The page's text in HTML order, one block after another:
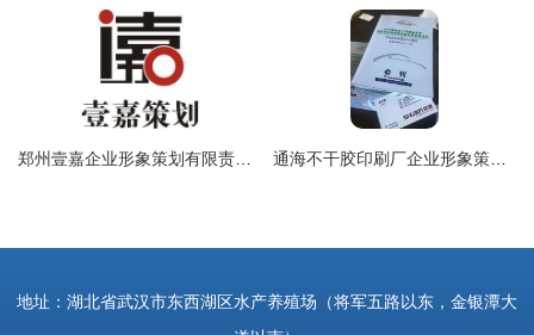
地址：湖北省武汉市东西湖区水产养殖场（将军五路以东，金银潭大